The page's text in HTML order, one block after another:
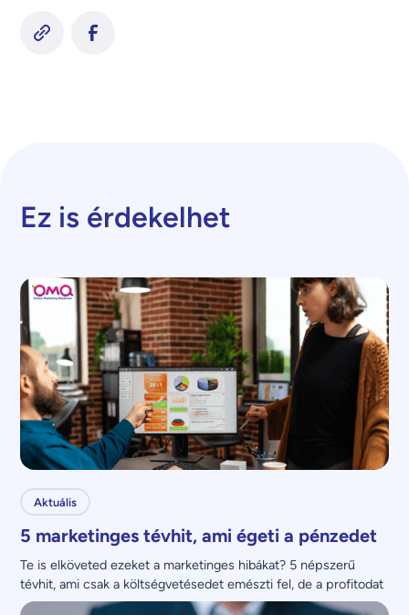
Ez is érdekelhet
Aktuális
5 marketinges tévhit, ami égeti a pénzedet
Te is elköveted ezeket a marketinges hibákat? 5 népszerű
tévhit, ami csak a költségvetésedet emészti fel, de a profitodat
nem növeli.